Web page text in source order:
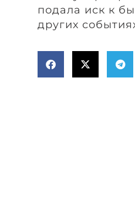
подала иск к
других